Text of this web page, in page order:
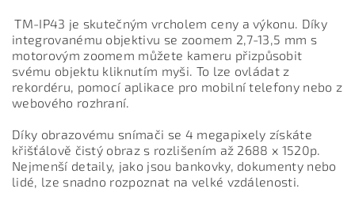
TM-IP43 je skutečným vrcholem ceny a výkonu. Díky
integrovanému objektivu se zoomem 2,7-13,5 mm s
motorovým zoomem můžete kameru přizpůsobit
svému objektu kliknutím myši. To lze ovládat z
rekordéru, pomocí aplikace pro mobilní telefony nebo z
webového rozhraní.
Díky obrazovému snímači se 4 megapixely získáte
křišťálově čistý obraz s rozlišením až 2688 x 1520p.
Nejmenší detaily, jako jsou bankovky, dokumenty nebo
lidé, lze snadno rozpoznat na velké vzdálenosti.